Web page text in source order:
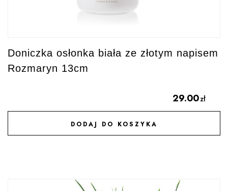
Doniczka osłonka biała ze złotym napisem
Rozmaryn 13cm
29.00zł
DODAJ DO KOSZYKA
DODAJ DO ULUBIONYCH